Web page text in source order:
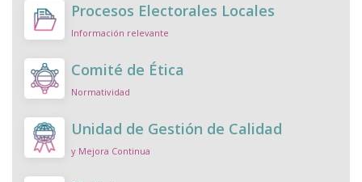
Procesos Electorales Locales
Información relevante
Comité de Ética
Normatividad
Unidad de Gestión de Calidad
y Mejora Continua